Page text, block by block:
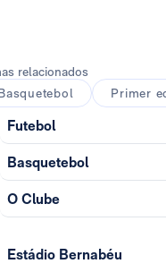
relacionados
Primer
Futebol
Basquetebol
O Clube
Estádio Bernabéu